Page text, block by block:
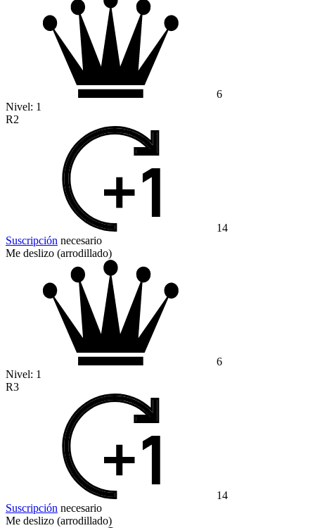
6
Nivel: 1
R2
14
Suscripción necesario
Me deslizo (arrodillado)
6
Nivel: 1
R3
14
Suscripción necesario
Me deslizo (arrodillado)